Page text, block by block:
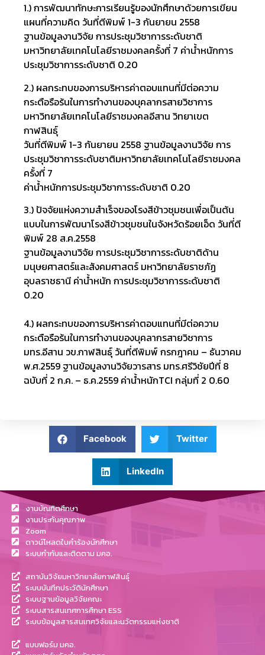
1.) การพัฒนาทักษะการเรียนรู้ของนักศึกษาด้วยการเขียน
แผนที่ความคิด วันที่ตีพิมพ์ 1-3 กันยายน 2558
ฐานข้อมูลงานวิจัย การประชุมวิชาการระดับชาติ
มหาวิทยาลัยเทคโนโลยีราชมงคลครั้งที่ 7 ค่าน้ำหนักการ
ประชุมวิชาการระดับชาติ 0.20
2.) ผลกระทบของการบริหารค่าตอบแทนที่มีต่อความ
กระตือรือร้นในการทำงานของบุคลากรสายวิชาการ
มหาวิทยาลัยเทคโนโลยีราชมงคลอีสาน วิทยาเขต
กาฬสินธุ์
วันที่ตีพิมพ์ 1-3 กันยายน 2558 ฐานข้อมูลงานวิจัย การ
ประชุมวิชาการระดับชาติมหาวิทยาลัยเทคโนโลยีราชมงคล
ครั้งที่ 7
ค่าน้ำหนักการประชุมวิชาการระดับชาติ 0.20
3.) ปัจจัยแห่งความสำเร็จของโรงสีข้าวชุมชนเพื่อเป็นต้น
แบบในการพัฒนาโรงสีข้าวชุมชนในจังหวัดร้อยเอ็ด วันที่ตี
พิมพ์ 28 ส.ค.2558
ฐานข้อมูลงานวิจัย การประชุมวิชาการระดับชาติด้าน
มนุษยศาสตร์และสังคมศาสตร์ มหาวิทยาลัยราชภัฏ
อุบลราชธานี ค่าน้ำหนัก การประชุมวิชาการระดับชาติ
0.20
4.) ผลกระทบของการบริหารค่าตอบแทนที่มีต่อความ
กระตือรือร้นในการทำงานของบุคลากรสายวิชาการ
มทร.อีสาน วข.กาฬสินธุ์ วันที่ตีพิมพ์ กรกฎาคม – ธันวาคม
พ.ศ.2559ฐานข้อมูลงานวิจัยวารสาร มทร.ศรีวิชัยปีที่ 8
ฉบับที่ 2 ก.ค. – ธ.ค.2559 ค่าน้ำหนักTCI กลุ่มที่ 2 0.60
Facebook Twitter
LinkedIn
งานบัณฑิตศึกษา
งานประกันคุณภาพ
Zoom
ดาวน์โหลดใบคำร้องนักศึกษา
ระบบกำกับและติดตาม มคอ.
สถาบันวิจัยมหาวิทยาลัยกาฬสินธุ์
ระบบบันทึกประวัตินักศึกษา
ระบบฐานข้อมูลวิจัยคณะ
ระบบสารสนเทศการศึกษา ESS
ระบบข้อมูลสารสนเทศวิจัยและนวัตกรรมแห่งชาติ
แบบฟอร์ม มคอ.